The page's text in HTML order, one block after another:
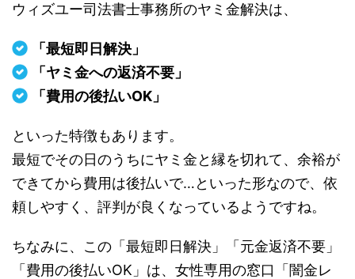
ウィズユー司法書士事務所のヤミ金解決は、
「最短即日解決」
「ヤミ金への返済不要」
「費用の後払いOK」
といった特徴もあります。
最短でその日のうちにヤミ金と縁を切れて、余裕が
できてから費用は後払いで…といった形なので、依
頼しやすく、評判が良くなっているようですね。
ちなみに、この「最短即日解決」「元金返済不要」
「費用の後払いOK」は、女性専用の窓口「闇金レ